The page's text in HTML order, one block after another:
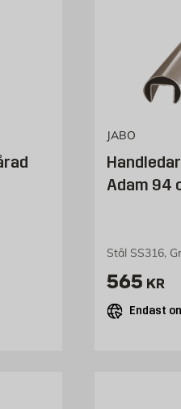
JABO
Adam 94
Stål SS316,
Pris
565 KR
Endast